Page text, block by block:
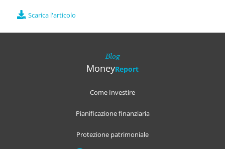
Scarica l'articolo
Blog
MoneyReport
Come Investire
Pianificazione finanziaria
Protezione patrimoniale